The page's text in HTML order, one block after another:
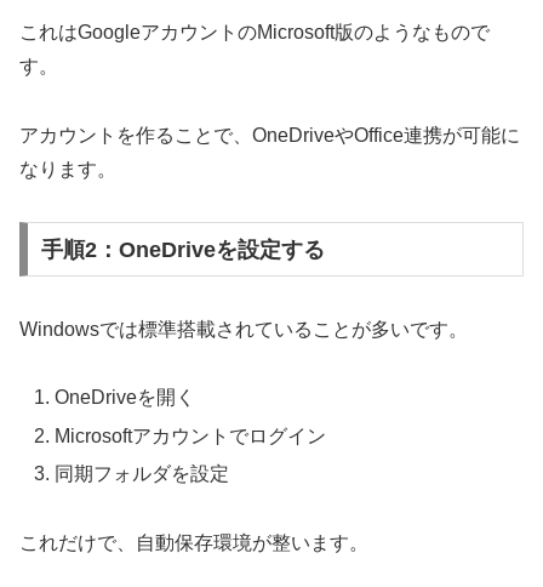
これはGoogleアカウントのMicrosoft版のようなもので
す。
アカウントを作ることで、OneDriveやOffice連携が可能に
なります。
手順2：OneDriveを設定する
Windowsでは標準搭載されていることが多いです。
OneDriveを開く
Microsoftアカウントでログイン
同期フォルダを設定
これだけで、自動保存環境が整います。